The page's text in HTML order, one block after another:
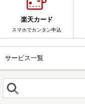
楽天カード
スマホでカンタン申込
サービス一覧